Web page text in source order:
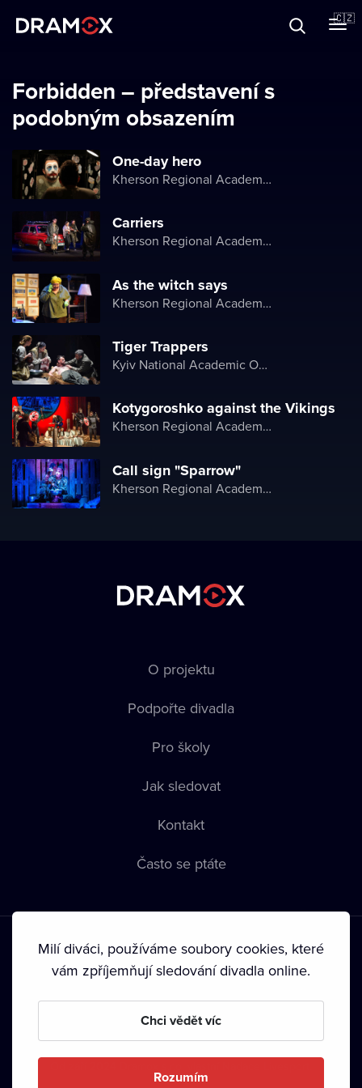
🇨🇿
Registrujte se
Forbidden – představení s
podobným obsazením
One-day hero
Kherson Regional Academic Music and Drama Theater named after Mykola Kulish
Carriers
Kherson Regional Academic Music and Drama Theater named after Mykola Kulish
As the witch says
Kherson Regional Academic Music and Drama Theater named after Mykola Kulish
Tiger Trappers
Kyiv National Academic Operetta Theater
Kotygoroshko against the Vikings
Kherson Regional Academic Music and Drama Theater named after Mykola Kulish
Call sign "Sparrow"
Kherson Regional Academic Music and Drama Theater named after Mykola Kulish
O projektu
Podpořte divadla
Pro školy
Jak sledovat
Kontakt
Často se ptáte
Podmínky používání • Ochrana soukromí • Zásady používání
• Autorská práva•
Milí diváci, používáme soubory cookies, které
vám zpříjemňují sledování divadla online.
Chci vědět víc
Rozumím